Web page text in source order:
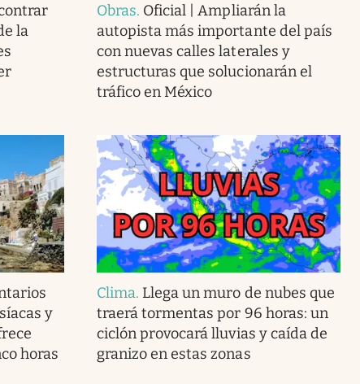
la
Obras. Oficial | Ampliarán la
autopista más importante del país
con nuevas calles laterales y
estructuras que solucionarán el
tráfico en México
y
horas
Clima. Llega un muro de nubes que
traerá tormentas por 96 horas: un
ciclón provocará lluvias y caída de
granizo en estas zonas